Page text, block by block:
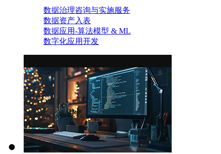
数据治理咨询与实施服务
数据资产入表
数据应用-算法模型 & ML
数字化应用开发